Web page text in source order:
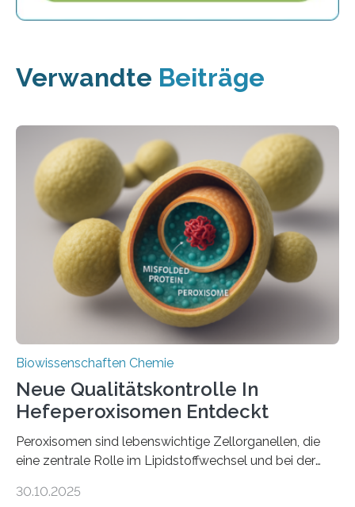
Verwandte Beiträge
Biowissenschaften Chemie
Neue Qualitätskontrolle In
Hefeperoxisomen Entdeckt
Peroxisomen sind lebenswichtige Zellorganellen, die
eine zentrale Rolle im Lipidstoffwechsel und bei der
erfüllen können, müssen zahlreiche Enzyme präzise in
30.10.2025